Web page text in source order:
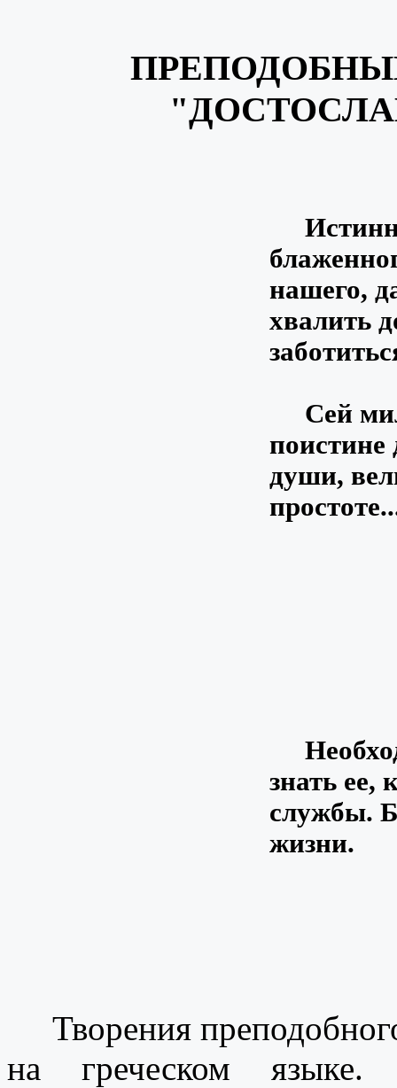
нашего,
хвалить
Сей
поистине
души,
знать ее,
службы.
жизни.
Творения
на греческом